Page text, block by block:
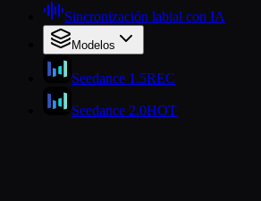
Sincronización labial con IA
Modelos
Seedance 1.5REC
Seedance 2.0HOT